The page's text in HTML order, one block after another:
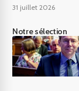
31 juillet 2026
Notre sélection